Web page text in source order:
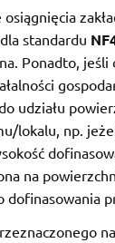
standardu
Ponadto,
udziału
lokalu, np.
na